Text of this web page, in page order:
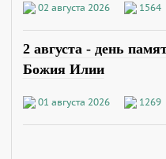
02 августа 2026 1564
2 августа - день
Божия Илии
01 августа 2026 1269